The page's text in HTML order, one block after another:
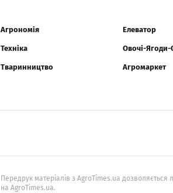
Агрономія
Техніка
Тваринництво
Елеватор
Овочі-Ягоди-
Агромаркет
Передрук матеріалів з AgroTimes.ua
на AgroTimes.ua.